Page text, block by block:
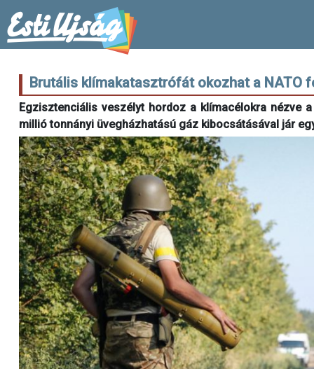
Brutális klímakatasztrófát okozhat a NATO
Egzisztenciális veszélyt hordoz a klímacélokra nézve
millió tonnányi üvegházhatású gáz kibocsátásával jár